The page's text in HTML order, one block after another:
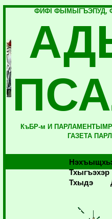
ФИФI ФЫМЫГЪЭПУД,
КъБР-м И
ГАЗЕТА
Тхыгъэхэр
Тхыдэ